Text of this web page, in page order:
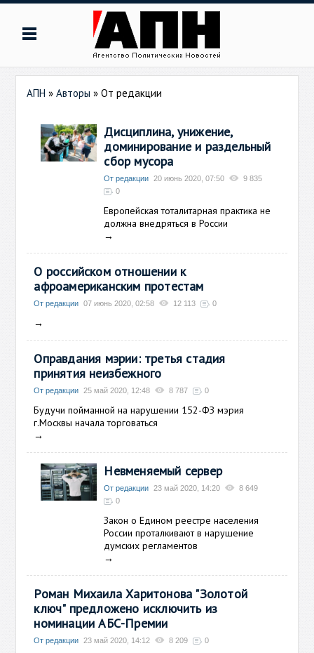
АПН »Авторы »От редакции
Дисциплина, унижение,
доминирование и раздельный
сбор мусора
От редакции 20 июнь 2020, 07:50
9 835
0
Европейская тоталитарная практика не
должна внедряться в России
→
О российском отношении к
афроамериканским протестам
От редакции 07 июнь 2020, 02:58 12 113 0
→
Оправдания мэрии: третья стадия
принятия неизбежного
От редакции 25 май 2020, 12:48 8 787 0
Будучи пойманной на нарушении 152-ФЗ мэрия
г.Москвы начала торговаться
→
Невменяемый сервер
От редакции 23 май 2020, 14:20
8 649
0
Закон о Едином реестре населения
России проталкивают в нарушение
думских регламентов
→
Роман Михаила Харитонова "Золотой
ключ" предложено исключить из
номинации АБС-Премии
От редакции 23 май 2020, 14:12 8 209 0